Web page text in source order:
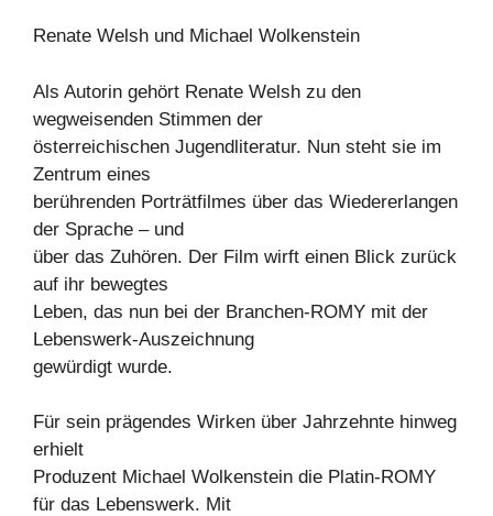
Renate Welsh und Michael Wolkenstein
Als Autorin gehört Renate Welsh zu den
wegweisenden Stimmen der
österreichischen Jugendliteratur. Nun steht sie im
Zentrum eines
berührenden Porträtfilmes über das Wiedererlangen
der Sprache – und
über das Zuhören. Der Film wirft einen Blick zurück
auf ihr bewegtes
Leben, das nun bei der Branchen-ROMY mit der
Lebenswerk-Auszeichnung
gewürdigt wurde.
Für sein prägendes Wirken über Jahrzehnte hinweg
erhielt
Produzent Michael Wolkenstein die Platin-ROMY
für das Lebenswerk. Mit